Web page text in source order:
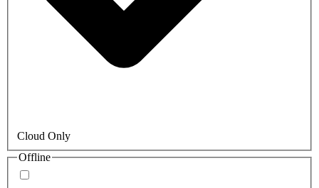
Cloud Only
Offline